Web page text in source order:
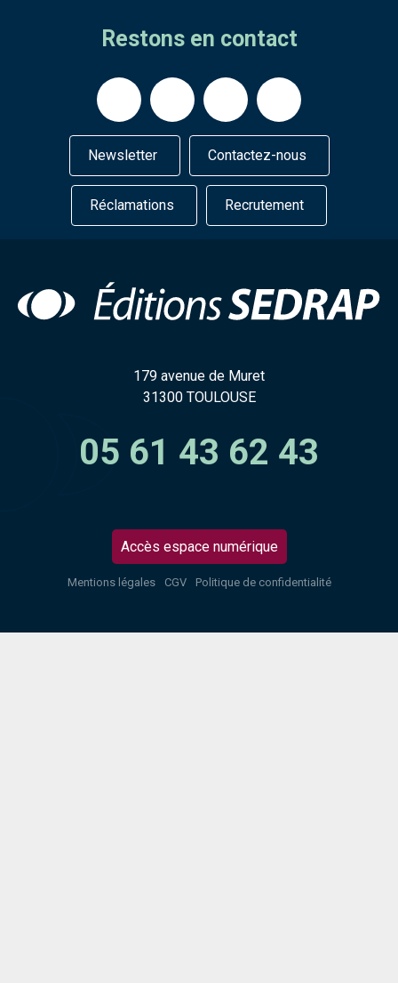
Restons en contact
Newsletter Contactez-nous
Réclamations Recrutement
179 avenue de Muret
31300 TOULOUSE
05 61 43 62 43
Accès espace numérique
Mentions légales CGV Politique de confidentialité